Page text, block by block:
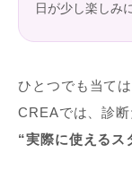
日が少し楽しみ
ひとつでも当ては
CREAでは、診
“実際に使えるス